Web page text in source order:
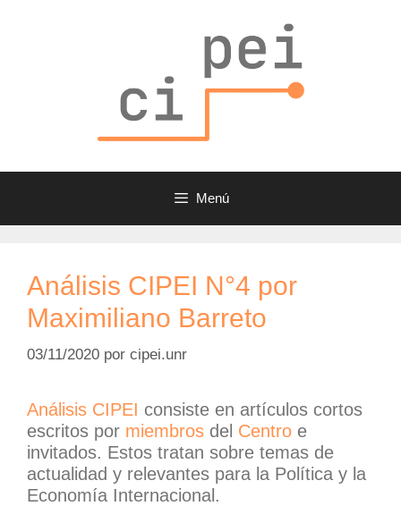
Menú
Análisis CIPEI N°4 por
Maximiliano Barreto
03/11/2020 por cipei.unr
Análisis CIPEI consiste en artículos cortos
escritos por miembros del Centro e
invitados. Estos tratan sobre temas de
actualidad y relevantes para la Política y la
Economía Internacional.